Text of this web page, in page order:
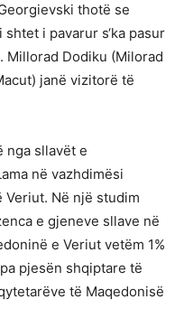
thotë se
i pavarur s‘ka pasur
Millorad Dodiku (Milorad
janë vizitorë të
nga sllavët e
në vazhdimësi
Në një studim
e gjeneve sllave në
e Veriut vetëm 1%
pjesën shqiptare të
të Maqedonisë